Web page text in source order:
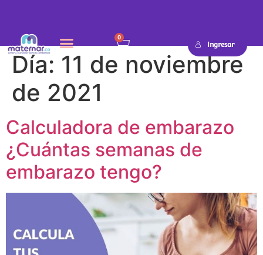
0
Ingresar
Día: 11 de noviembre
de 2021
Calculadora de embarazo
¿Cuántas semanas de
embarazo tengo?